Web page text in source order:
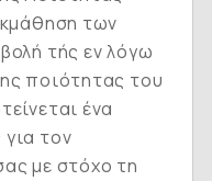
των
τής εν λόγω
ποιότητας του
ένα
τον
με στόχο τη